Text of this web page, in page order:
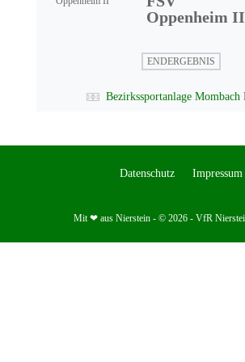
Oppenheim II
ENDERGEBNIS
Bezirkssportanlage Mombach
Datenschutz Impressum
Mit ❤ aus Nierstein - © 2026 - VfR